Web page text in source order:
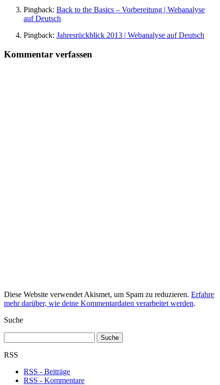
Pingback: Back to the Basics – Vorbereitung | Webanalyse
auf Deutsch
Pingback: Jahresrückblick 2013 | Webanalyse auf Deutsch
Kommentar verfassen
Diese Website verwendet Akismet, um Spam zu reduzieren. Erfahre
mehr darüber, wie deine Kommentardaten verarbeitet werden.
Suche
nach:
RSS
RSS - Beiträge
RSS - Kommentare